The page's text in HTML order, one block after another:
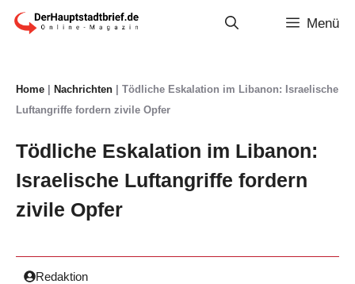
Zum
Menü
Home Nachrichten
Tödliche Eskalation im Libanon: Israelische
Luftangriffe fordern zivile Opfer
Tödliche Eskalation im Libanon:
Israelische Luftangriffe fordern
zivile Opfer
Redaktion